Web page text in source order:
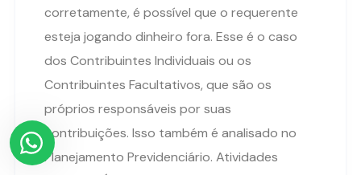
corretamente, é possível que o requerente
esteja jogando dinheiro fora. Esse é o caso
dos Contribuintes Individuais ou os
Contribuintes Facultativos, que são os
próprios responsáveis por suas
contribuições. Isso também é analisado no
Planejamento Previdenciário. Atividades